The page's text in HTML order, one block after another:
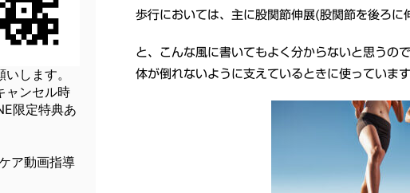
歩行においては、主に股関節伸展(股関節を後ろに
と、こんな風に書いてもよく分からないと思うの
体が倒れないように支えているときに使っています
します。
ャンセル時
限定特典あ
ア動画指導